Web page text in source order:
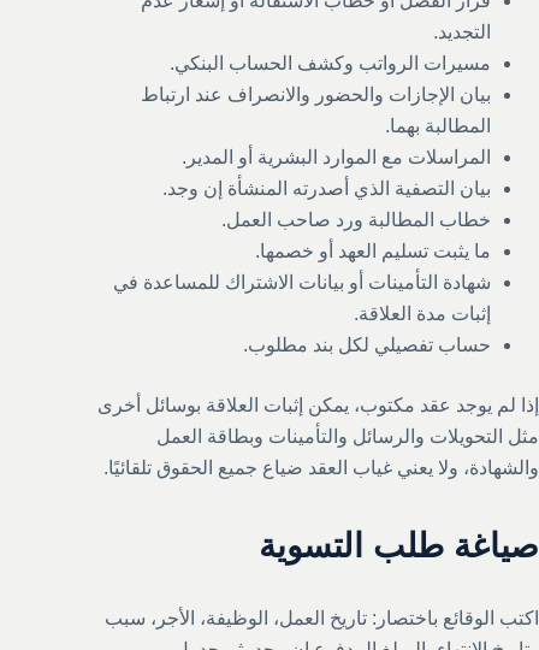
التجديد.
مسيرات الرواتب وكشف الحساب البنكي.
بيان الإجازات والحضور والانصراف عند ارتباط
المطالبة بهما.
المراسلات مع الموارد البشرية أو المدير.
بيان التصفية الذي أصدرته المنشأة إن وجد.
خطاب المطالبة ورد صاحب العمل.
ما يثبت تسليم العهد أو خصمها.
شهادة التأمينات أو بيانات الاشتراك للمساعدة في
إثبات مدة العلاقة.
حساب تفصيلي لكل بند مطلوب.
إذا لم يوجد عقد مكتوب، يمكن إثبات العلاقة بوسائل أخرى
مثل التحويلات والرسائل والتأمينات وبطاقة العمل
والشهادة، ولا يعني غياب العقد ضياع جميع الحقوق تلقائيًا.
صياغة طلب التسوية
اكتب الوقائع باختصار: تاريخ العمل، الوظيفة، الأجر، سبب